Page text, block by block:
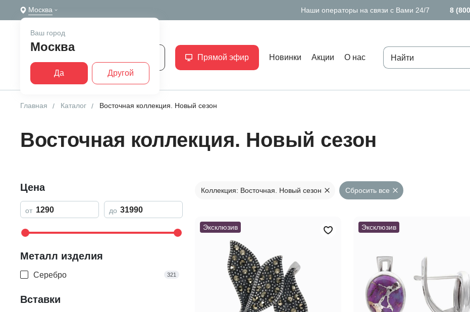
Москва Наши операторы на связи с Вами 24/7 8
Ваш город
Москва
Да Другой
Прямой эфир Новинки Акции О нас
Главная Каталог Восточная коллекция. Новый сезон
Восточная коллекция. Новый сезон
Цена
от до
Металл изделия
Серебро 321
Вставки
Коллекция: Восточная. Новый сезон Сбросить все
Эксклюзив Эксклюзив